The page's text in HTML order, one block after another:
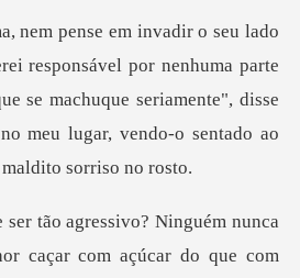
ável por nenhuma parte
se machuque seriamente", disse
caçar com açúcar do que com